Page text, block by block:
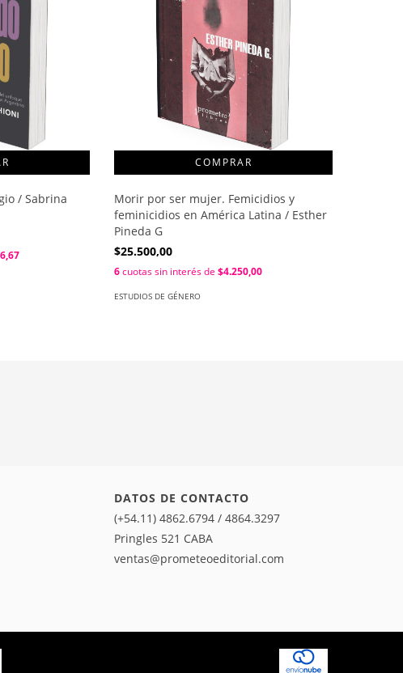
/ Sabrina
Morir por ser mujer. Femicidios y
feminicidios en América Latina / Esther
Pineda G
$25.500,00
6cuotas sin interés de $4.250,00
ESTUDIOS DE GÉNERO
DATOS DE CONTACTO
(+54.11) 4862.6794 / 4864.3297
Pringles 521 CABA
ventas@prometeoeditorial.com